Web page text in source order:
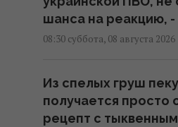
шанса на реакцию, -
08:30 суббота, 08 августа 2026
Из спелых груш
получается просто
рецепт с